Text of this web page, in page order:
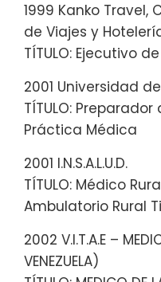
1999 Kanko Travel,
de Viajes y
TÍTULO: Ejecutivo
2001 Universidad
TÍTULO:
Práctica Médica
2001 I.N.S.A.L.U.D.
TÍTULO: Médico
Ambulatorio Rural
2002 V.I.T.A.E –
VENEZUELA)